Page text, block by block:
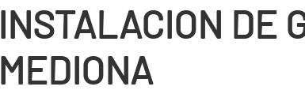
INSTALACION DE
MEDIONA